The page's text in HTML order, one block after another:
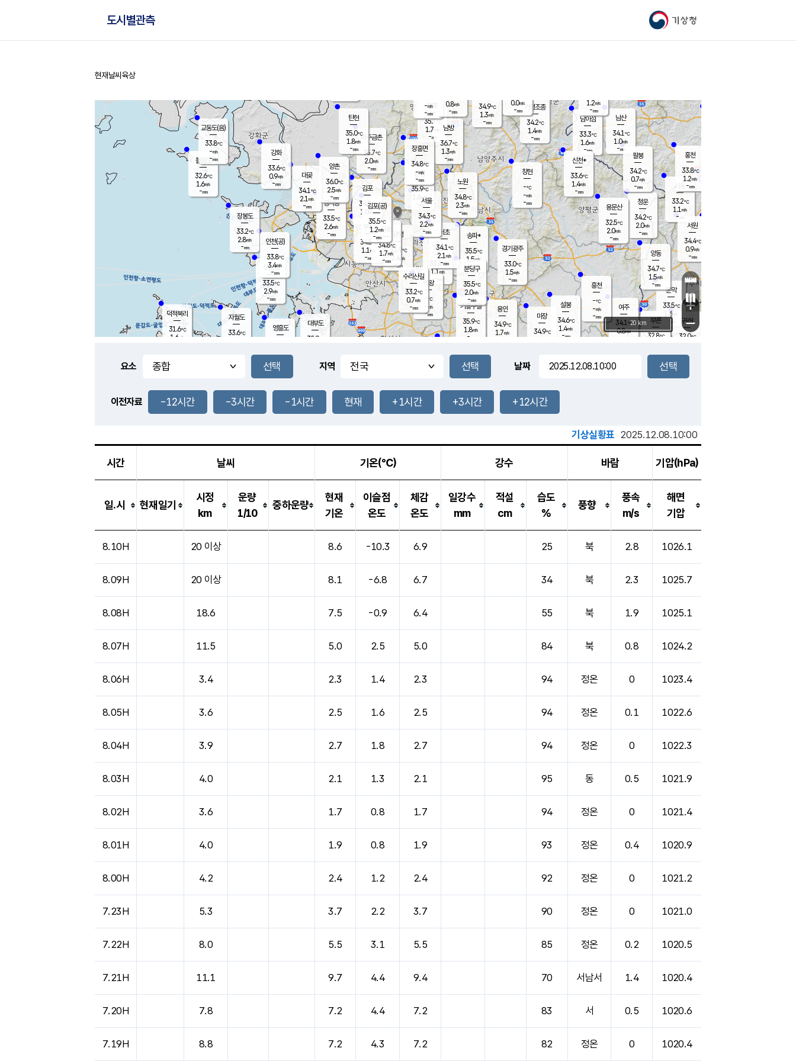
기상청
도시별관측
홈
현재날씨 육상
풍도
1.0m/s
문막
33.5℃
1.6m/s
mm
남이섬
33.3℃
1.6m/s
-mm
무의도
33.5℃
2.9m/s
-mm
영흥도
볼음도
32.6℃
1.6m/s
-mm
자월도
33.6℃
양주
35.7℃
1.7
-mm
부론
32.8℃
과천
33.6℃
1.1m/s
- mm
남산
34.1℃
1.0m/s
-mm
장봉도
33.2℃
2.8m/s
-mm
-mm
청운
34.2℃
2.0m/s
-mm
팔봉
34.2℃
0.7m/s
-mm
-mm
용인
34.9℃
1.7m/s
여주
34.1℃
0.8m/s
양동
34.7℃
1.5m/s
-mm
경기광주
33.0℃
1.5m/s
-mm
장호원
1.2m/s
-mm
33.1
℃
대부도
32.9
-
경서동
33.5℃
2.6m/s
-mm
파주금촌
35.7℃
2.0m/s
-mm
가평조종
34.2℃
1.4m/s
-mm
34.9℃
1.3m/s
-mm
대곶
34.1℃
2.1 m/s
-mm
신천*
33.6℃
1.4m/s
-mm
창현
-℃
-m/s
-mm
탄현
35.0℃
1.8m/s
-mm
0.0m/s
-mm
35.1℃
1.6m/s
-mm
흥천
-℃
-m/s
-mm
마장
34.9℃
의왕
- ℃
-m/s
-mm
김포
34.8℃
1.0 m/s
mm
설봉
34.6℃
1.4m/s
-mm
광명
33.9 ℃
2.4 m/s
-mm
부천
34.5℃
1.1 m/s
-mm
-mm
양촌
36.0℃
2.5m/s
-mm
구로
34.8℃
1.7m/s
-mm
은평
35.9℃
1.6 m/s
- mm
노원
34.8℃
2.3m/s
-mm
송파*
35.5℃
1.5m/s
-mm
서초
34.1℃
2.1 m/s
-mm
남방
36.7℃
1.3m/s
-mm
기흥구갈
35.9℃
1.8m/s
-
수리산길
33.2℃
0.7m/s
-mm
분당구
35.5℃
2.0m/s
-mm
장흥면
34.8℃
-m/s
-mm
-m/s
-mm
시동
33.2℃
1.1 m/s
- mm
귀래
32.0℃
서원
34.4℃
0.9m/s
-mm
용문산
32.5℃
2.0m/s
-mm
덕적북리
31.6℃
1.6 m/s
홍천
33.8℃
1.2m/s
-mm
강화
33.6℃
0.9m/s
-mm
인천(공)
33.8℃
3.4m/s
-mm
김포(공)
35.5℃
1.2m/s
-mm
서울
34.3℃
2.2m/s
-mm
0.8m/s
-mm
교동도(음)
33.8℃
-m/s
-mm
+
−
20 km
요소 지역 날짜
이전자료 -12시간 -3시간 -1시간 현재 +1시간 +3시간 +12시간
기상실황표 2025.12.08.10:00
시간 날씨 기온(℃) 강수 바람 기압(hPa)
일.시 현재일기
시정
km
운량
1/10
중하운량
현재
기온
이슬점
온도
체감
온도
일강수
mm
적설
cm
습도
%
풍향
풍속
m/s
해면
기압
8.10H 20 이상 8.6 -10.3 6.9 25 북 2.8 1026.1
8.09H 20 이상 8.1 -6.8 6.7 34 북 2.3 1025.7
8.08H 18.6 7.5 -0.9 6.4 55 북 1.9 1025.1
8.07H 11.5 5.0 2.5 5.0 84 북 0.8 1024.2
8.06H 3.4 2.3 1.4 2.3 94 정온 0 1023.4
8.05H 3.6 2.5 1.6 2.5 94 정온 0.1 1022.6
8.04H 3.9 2.7 1.8 2.7 94 정온 0 1022.3
8.03H 4.0 2.1 1.3 2.1 95 동 0.5 1021.9
8.02H 3.6 1.7 0.8 1.7 94 정온 0 1021.4
8.01H 4.0 1.9 0.8 1.9 93 정온 0.4 1020.9
8.00H 4.2 2.4 1.2 2.4 92 정온 0 1021.2
7.23H 5.3 3.7 2.2 3.7 90 정온 0 1021.0
7.22H 8.0 5.5 3.1 5.5 85 정온 0.2 1020.5
7.21H 11.1 9.7 4.4 9.4 70 서남서 1.4 1020.4
7.20H 7.8 7.2 4.4 7.2 83 서 0.5 1020.6
7.19H 8.8 7.2 4.3 7.2 82 정온 0 1020.4